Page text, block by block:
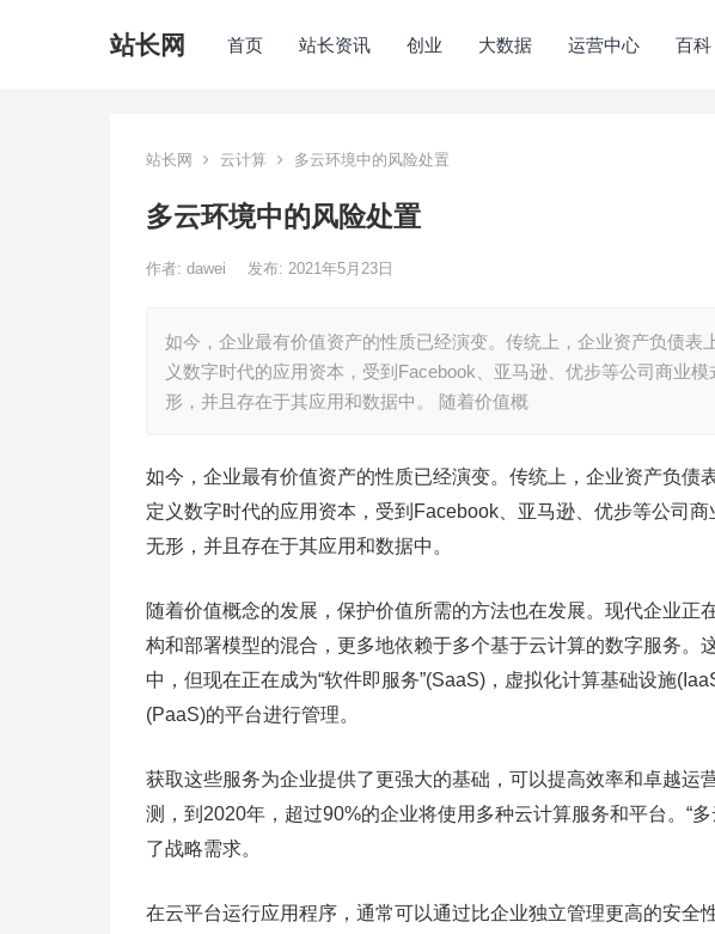
站长网 首页 站长资讯 创业 大数据 运营中心 百科
站长网 云计算 多云环境中的风险处置
多云环境中的风险处置
作者: dawei 发布: 2021年5月23日
如今，企业最有价值资产的性质已经演变。传统上，企业资产负债表
义数字时代的应用资本，受到Facebook、亚马逊、优步等公司商业
形，并且存在于其应用和数据中。 随着价值概
如今，企业最有价值资产的性质已经演变。传统上，企业资产负债
定义数字时代的应用资本，受到Facebook、亚马逊、优步等公司
无形，并且存在于其应用和数据中。
随着价值概念的发展，保护价值所需的方法也在发展。现代企业正
构和部署模型的混合，更多地依赖于多个基于云计算的数字服务。
中，但现在正在成为“软件即服务”(SaaS)，虚拟化计算基础设施
(PaaS)的平台进行管理。
获取这些服务为企业提供了更强大的基础，可以提高效率和卓越运
测，到2020年，超过90%的企业将使用多种云计算服务和平台。“
了战略需求。
在云平台运行应用程序，通常可以通过比企业独立管理更高的安全